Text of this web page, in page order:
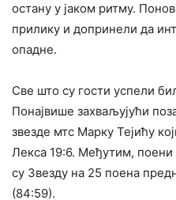
остану у јаком ритму.
прилику и допринели да
опадне.
Све што су гости успели
Понајвише захваљујући
звезде мтс Марку Тејићу
Лекса 19:6. Међутим, поени
су Звезду на 25 поена
(84:59).